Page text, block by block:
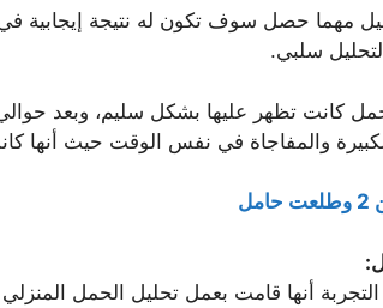
مهما حصل سوف تكون له نتيجة إيجابية
سلبي.
كانت تظهر عليها بشكل سليم، وبعد
والمفاجاة في نفس الوقت حيث أنها
أنها قامت بعمل تحليل الحمل